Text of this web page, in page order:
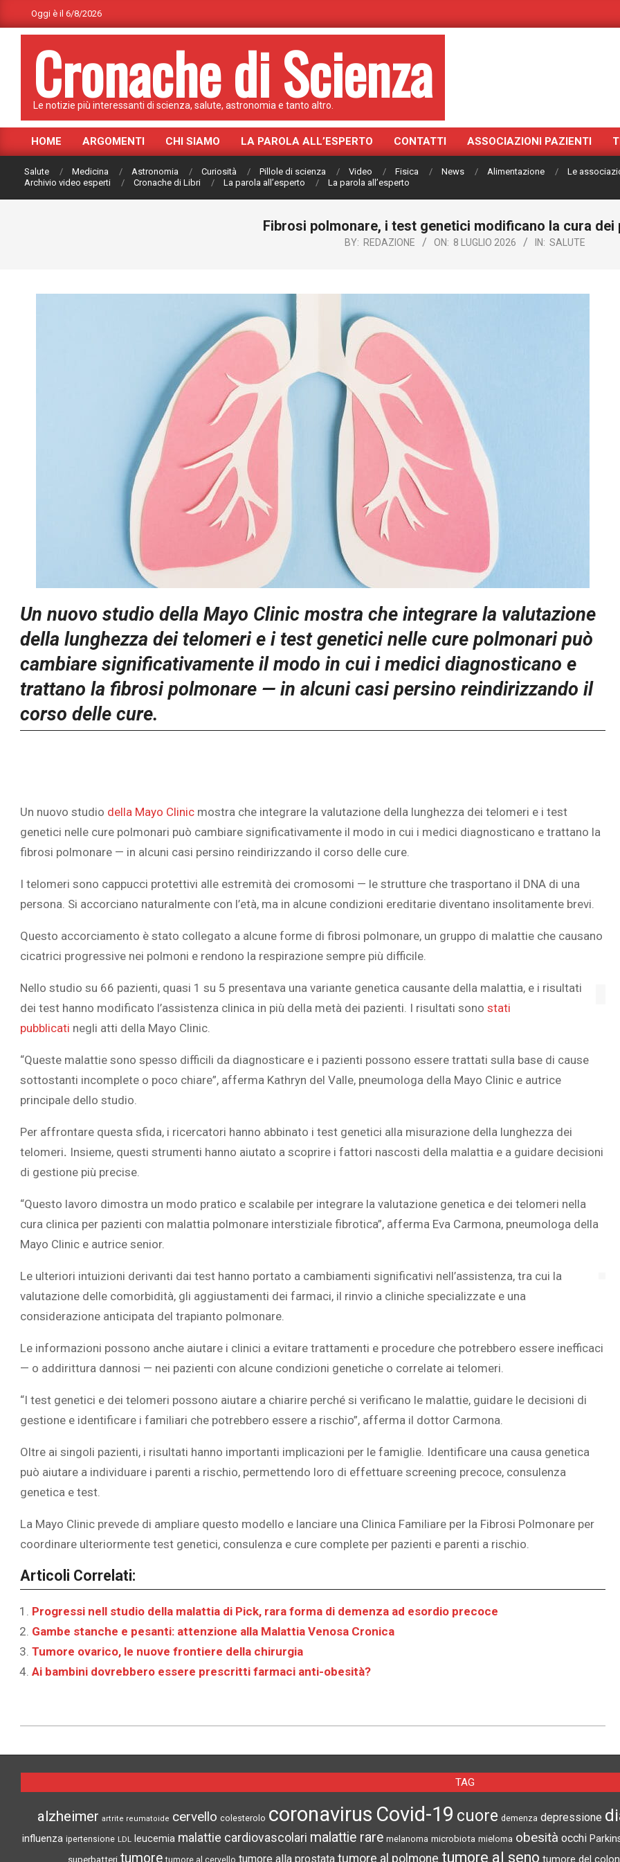
to
Oggi è il 6/8/2026
Cronache di Scienza
Le notizie più interessanti di scienza, salute, astronomia e tanto altro.
Primary
Navigation
Menu
HOME ARGOMENTI CHI SIAMO LA PAROLA ALL’ESPERTO CONTATTI ASSOCIAZIONI PAZIENTI
Salute Medicina Astronomia Curiosità Pillole di scienza Video Fisica News Alimentazione
Le
Archivio video esperti
Cronache di Libri La parola all’esperto La parola all’esperto
Fibrosi polmonare, i test genetici modificano la cura dei
BY: REDAZIONE ON: 8 LUGLIO 2026 IN: SALUTE
Un nuovo studio della Mayo Clinic mostra che integrare la valutazione
della lunghezza dei telomeri e i test genetici nelle cure polmonari può
cambiare significativamente il modo in cui i medici diagnosticano e
trattano la fibrosi polmonare — in alcuni casi persino reindirizzando il
corso delle cure.
Un nuovo studio della Mayo Clinic mostra che integrare la valutazione della lunghezza dei telomeri e i test
genetici nelle cure polmonari può cambiare significativamente il modo in cui i medici diagnosticano e trattano la
fibrosi polmonare — in alcuni casi persino reindirizzando il corso delle cure.
I telomeri sono cappucci protettivi alle estremità dei cromosomi — le strutture che trasportano il DNA di una
persona. Si accorciano naturalmente con l’età, ma in alcune condizioni ereditarie diventano insolitamente brevi.
Questo accorciamento è stato collegato a alcune forme di fibrosi polmonare, un gruppo di malattie che causano
cicatrici progressive nei polmoni e rendono la respirazione sempre più difficile.
Nello studio su 66 pazienti, quasi 1 su 5 presentava una variante genetica causante della malattia, e i risultati
dei test hanno modificato l’assistenza clinica in più della metà dei pazienti. I risultati sono stati
pubblicati negli atti della Mayo Clinic.
“Queste malattie sono spesso difficili da diagnosticare e i pazienti possono essere trattati sulla base di cause
sottostanti incomplete o poco chiare”, afferma Kathryn del Valle, pneumologa della Mayo Clinic e autrice
principale dello studio.
Per affrontare questa sfida, i ricercatori hanno abbinato i test genetici alla misurazione della lunghezza dei
telomeri. Insieme, questi strumenti hanno aiutato a scoprire i fattori nascosti della malattia e a guidare decisioni
di gestione più precise.
“Questo lavoro dimostra un modo pratico e scalabile per integrare la valutazione genetica e dei telomeri nella
cura clinica per pazienti con malattia polmonare interstiziale fibrotica”, afferma Eva Carmona, pneumologa della
Mayo Clinic e autrice senior.
Le ulteriori intuizioni derivanti dai test hanno portato a cambiamenti significativi nell’assistenza, tra cui la
valutazione delle comorbidità, gli aggiustamenti dei farmaci, il rinvio a cliniche specializzate e una
considerazione anticipata del trapianto polmonare.
Le informazioni possono anche aiutare i clinici a evitare trattamenti e procedure che potrebbero essere inefficaci
— o addirittura dannosi — nei pazienti con alcune condizioni genetiche o correlate ai telomeri.
“I test genetici e dei telomeri possono aiutare a chiarire perché si verificano le malattie, guidare le decisioni di
gestione e identificare i familiari che potrebbero essere a rischio”, afferma il dottor Carmona.
Oltre ai singoli pazienti, i risultati hanno importanti implicazioni per le famiglie. Identificare una causa genetica
può aiutare a individuare i parenti a rischio, permettendo loro di effettuare screening precoce, consulenza
genetica e test.
La Mayo Clinic prevede di ampliare questo modello e lanciare una Clinica Familiare per la Fibrosi Polmonare per
coordinare ulteriormente test genetici, consulenza e cure complete per pazienti e parenti a rischio.
Articoli Correlati:
Progressi nell studio della malattia di Pick, rara forma di demenza ad esordio precoce
Gambe stanche e pesanti: attenzione alla Malattia Venosa Cronica
Tumore ovarico, le nuove frontiere della chirurgia
Ai bambini dovrebbero essere prescritti farmaci anti-obesità?
PERSONE IMMAGINANO
SOVRAPPESO E OBESITÀ
ADULTA
TAG
alzheimer artrite reumatoide cervello colesterolo coronavirus Covid-19 cuore demenza depressione
influenza ipertensione LDL leucemia malattie cardiovascolari malattie rare melanoma microbiota mieloma obesità occhi
superbatteri tumore tumore al cervello tumore alla prostata tumore al polmone tumore al seno tumore del colon